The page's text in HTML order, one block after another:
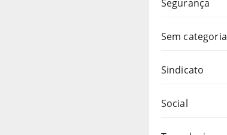
Segurança
Sem categoria
Sindicato
Social